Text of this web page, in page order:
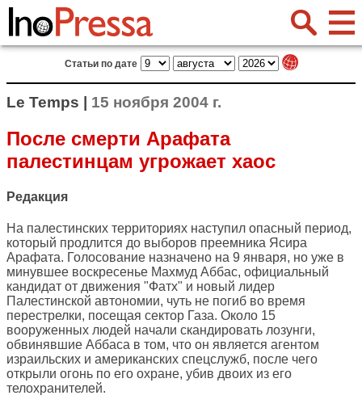
Статьи по дате
Le Temps | 15 ноября 2004 г.
После смерти Арафата
палестинцам угрожает хаос
Редакция
На палестинских территориях наступил опасный период,
который продлится до выборов преемника Ясира
Арафата. Голосование назначено на 9 января, но уже в
минувшее воскресенье Махмуд Аббас, официальный
кандидат от движения "Фатх" и новый лидер
Палестинской автономии, чуть не погиб во время
перестрелки, посещая сектор Газа. Около 15
вооруженных людей начали скандировать лозунги,
обвинявшие Аббаса в том, что он является агентом
израильских и американских спецслужб, после чего
открыли огонь по его охране, убив двоих из его
телохранителей.